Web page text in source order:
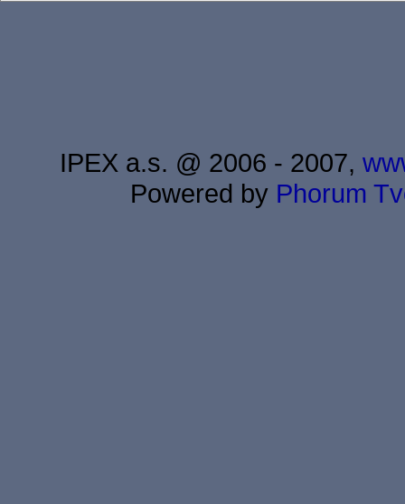
IPEX a.s. @ 2006 - 2007,
Powered by Phorum